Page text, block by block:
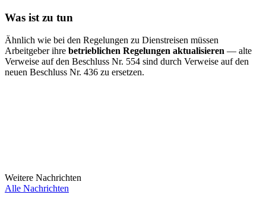
Was ist zu tun
Ähnlich wie bei den Regelungen zu Dienstreisen müssen
Arbeitgeber ihre betrieblichen Regelungen aktualisieren — alte
Verweise auf den Beschluss Nr. 554 sind durch Verweise auf den
neuen Beschluss Nr. 436 zu ersetzen.
Weitere Nachrichten
Alle Nachrichten